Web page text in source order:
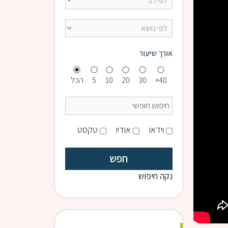
אורך שיעור
הכל 5 10 20 30 40+
וידאו אודיו טקסט
נקה חיפוש